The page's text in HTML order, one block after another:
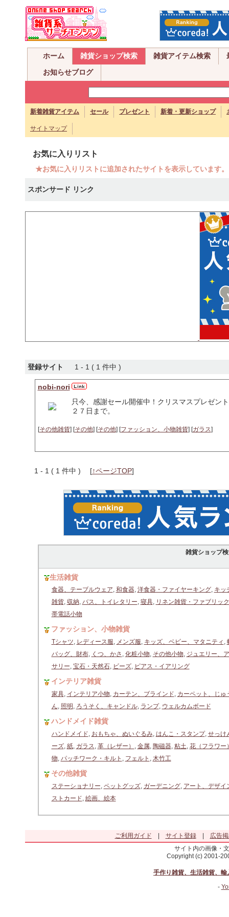
ホーム 雑貨ショップ検索 雑貨アイテム検索
お知らせブログ
新着雑貨アイテム セール プレゼント 新着・更新ショップ
サイトマップ
お気に入りリスト
★お気に入りリストに追加されたサイトを表示しています
スポンサード リンク
登録サイト 1 - 1 ( 1 件中 )
nobi-nori
只今、感謝セール開催中！クリスマスプレゼン
２７日まで。
[その他雑貨] [その他] [その他] [ファッション、小物雑貨] [ガラス]
1 - 1 ( 1 件中 ) [↑ページTOP]
雑貨ショップ
生活雑貨
食器、テーブルウェア, 和食器, 洋食器・ファイヤーキング, キッ
雑貨, 収納, バス、トイレタリー, 寝具, リネン雑貨・ファブリック
帯電話小物
ファッション、小物雑貨
Tシャツ, レディース服, メンズ服, キッズ、ベビー、マタニティ ,
バッグ、財布, くつ、かさ , 化粧小物, その他小物, ジュエリー、
サリー, 宝石・天然石, ビーズ, ピアス・イアリング
インテリア雑貨
家具, インテリア小物, カーテン、ブラインド, カーペット、じゅ
ん, 照明 , ろうそく、キャンドル, ランプ, ウェルカムボード
ハンドメイド雑貨
ハンドメイド, おもちゃ、ぬいぐるみ, はんこ・スタンプ, せっけ
ーズ, 紙, ガラス, 革（レザー） , 金属, 陶磁器, 粘土, 花（フラワー
物, パッチワーク・キルト , フェルト , 木竹工
その他雑貨
ステーショナリー, ペットグッズ, ガーデニング, アート、デザイ
ストカード, 絵画、絵本
ご利用ガイド サイト登録|
広告
サイト内の画像・
Copyright (c) 2001-
手作り雑貨、生活雑貨、
-